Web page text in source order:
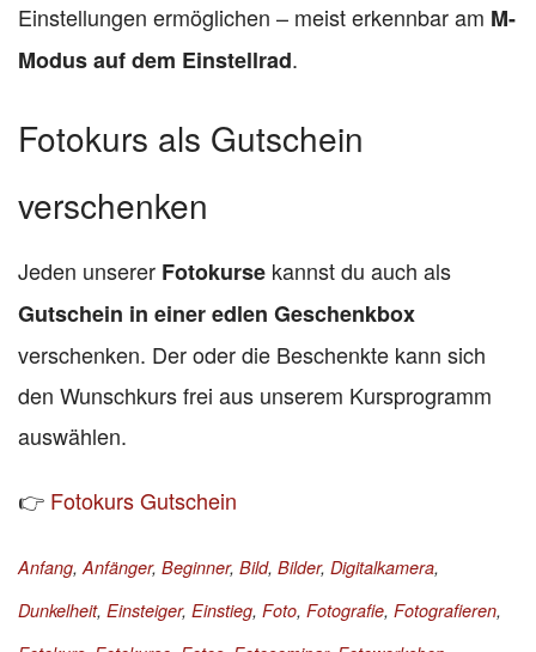
Einstellungen ermöglichen – meist erkennbar am M-
Modus auf dem Einstellrad.
Fotokurs als Gutschein
verschenken
Jeden unserer Fotokurse kannst du auch als
Gutschein in einer edlen Geschenkbox
verschenken. Der oder die Beschenkte kann sich
den Wunschkurs frei aus unserem Kursprogramm
auswählen.
👉 Fotokurs Gutschein
Anfang,Anfänger, Beginner, Bild, Bilder, Digitalkamera,
Dunkelheit, Einsteiger, Einstieg, Foto, Fotografie, Fotografieren,